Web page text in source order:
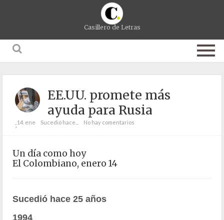
Casillero de Letras
EE.UU. promete más
ayuda para Rusia
;14. ene Sucedió hace... No hay comentarios
Un día como hoy
El Colombiano, enero 14
Sucedió hace 25 años
1994